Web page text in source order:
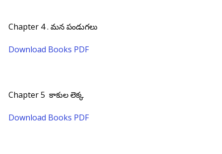
Chapter 4 . మన పండుగలు
Download Books PDF
Chapter 5 కాకుల లెక్క
Download Books PDF